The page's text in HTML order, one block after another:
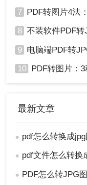
7 PDF转图片4法：从
8 不装软件PDF转JPG
9 电脑端PDF转JPG：4
10 PDF转图片：3种
最新文章
● pdf怎么转换成
● pdf文件怎么转换成
● PDF怎么转JPG图